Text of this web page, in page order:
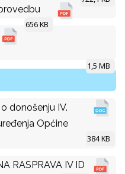
656 KB
1,5 MB
donošenju IV.
Općine
384 KB
RASPRAVA IV ID